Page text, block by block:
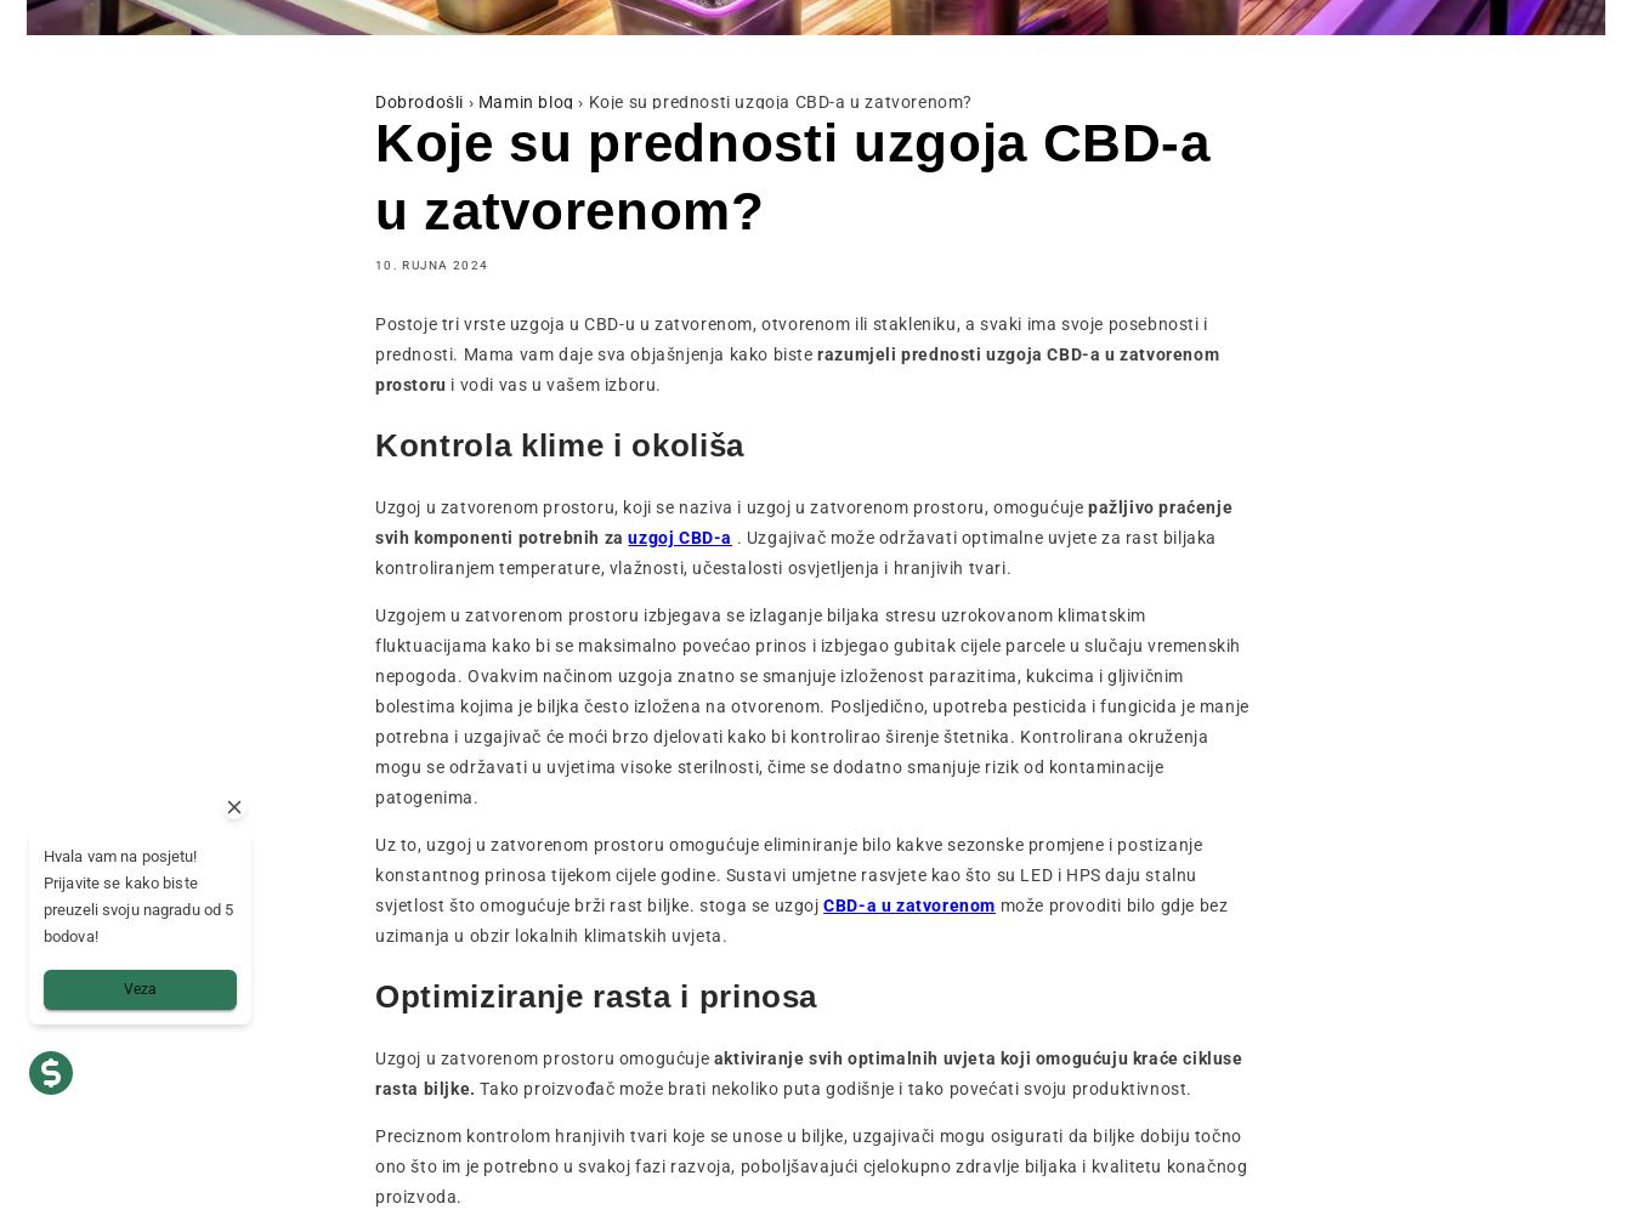
Dobrodošli › Mamin blog › Koje su prednosti uzgoja CBD-a u zatvorenom?
Koje su prednosti uzgoja CBD-a
u zatvorenom?
10. RUJNA 2024
Postoje tri vrste uzgoja u CBD-u u zatvorenom, otvorenom ili stakleniku, a svaki ima svoje posebnosti i
prednosti. Mama vam daje sva objašnjenja kako bisterazumjeli prednosti uzgoja CBD-a u zatvorenom
prostoru i vodi vas u vašem izboru.
Kontrola klime i okoliša
Uzgoj u zatvorenom prostoru, koji se naziva i uzgoj u zatvorenom prostoru, omogućuje pažljivo praćenje
svih komponenti potrebnih za uzgoj CBD-a . Uzgajivač može održavati optimalne uvjete za rast biljaka
kontroliranjem temperature, vlažnosti, učestalosti osvjetljenja i hranjivih tvari.
Uzgojem u zatvorenom prostoru izbjegava se izlaganje biljaka stresu uzrokovanom klimatskim
fluktuacijama kako bi se maksimalno povećao prinos i izbjegao gubitak cijele parcele u slučaju vremenskih
nepogoda. Ovakvim načinom uzgoja znatno se smanjuje izloženost parazitima, kukcima i gljivičnim
bolestima kojima je biljka često izložena na otvorenom. Posljedično, upotreba pesticida i fungicida je manje
potrebna i uzgajivač će moći brzo djelovati kako bi kontrolirao širenje štetnika. Kontrolirana okruženja
mogu se održavati u uvjetima visoke sterilnosti, čime se dodatno smanjuje rizik od kontaminacije
patogenima.
Uz to, uzgoj u zatvorenom prostoru omogućuje eliminiranje bilo kakve sezonske promjene i postizanje
konstantnog prinosa tijekom cijele godine. Sustavi umjetne rasvjete kao što su LED i HPS daju stalnu
svjetlost što omogućuje brži rast biljke. stoga se uzgojCBD-a u zatvorenom može provoditi bilo gdje bez
uzimanja u obzir lokalnih klimatskih uvjeta.
Optimiziranje rasta i prinosa
Uzgoj u zatvorenom prostoru omogućuje aktiviranje svih optimalnih uvjeta koji omogućuju kraće cikluse
rasta biljke. Tako proizvođač može brati nekoliko puta godišnje i tako povećati svoju produktivnost.
Preciznom kontrolom hranjivih tvari koje se unose u biljke, uzgajivači mogu osigurati da biljke dobiju točno
ono što im je potrebno u svakoj fazi razvoja, poboljšavajući cjelokupno zdravlje biljaka i kvalitetu konačnog
proizvoda.
Hvala vam na posjetu!
Prijavite se kako biste
preuzeli svoju nagradu od 5
bodova!
Veza